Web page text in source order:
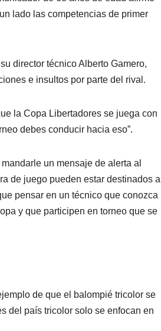
lado las competencias de primer
director técnico Alberto Gamero,
e insultos por parte del rival.
la Copa Libertadores se juega con
debes conducir hacia eso”.
un mensaje de alerta al
de juego pueden estar destinados a
pensar en un técnico que conozca
y que participen en torneo que se
de que el balompié tricolor se
del país tricolor solo se enfocan en